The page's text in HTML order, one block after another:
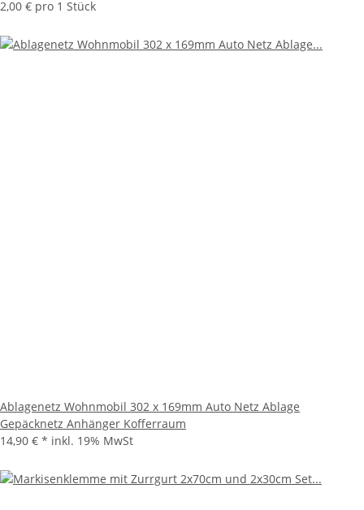
2,00 € pro 1 Stück
Ablagenetz Wohnmobil 302 x 169mm Auto Netz Ablage
Gepäcknetz Anhänger Kofferraum
14,90 € * inkl. 19% MwSt